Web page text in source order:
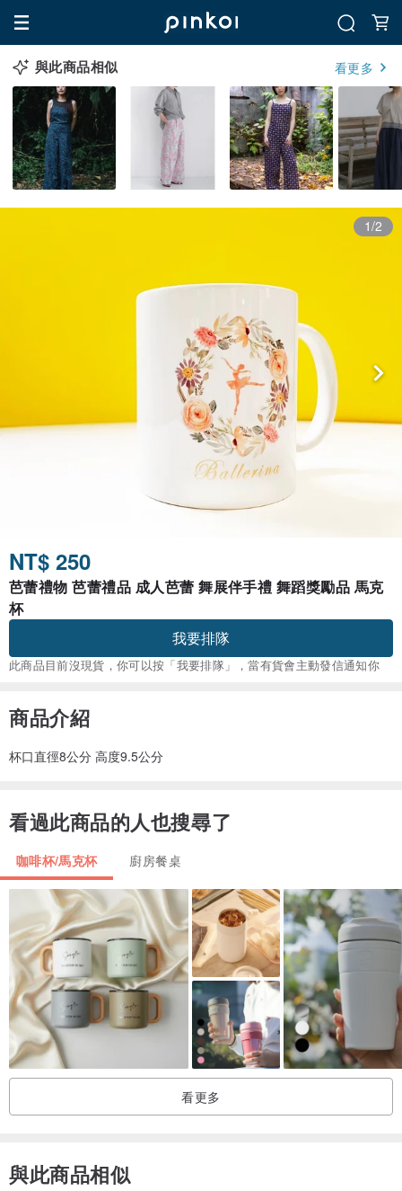
與此商品相似 看更多
1/2
NT$ 250
芭蕾禮物 芭蕾禮品 成人芭蕾 舞展伴手禮 舞蹈獎勵品 馬克
杯
我要排隊
此商品目前沒現貨，你可以按「我要排隊」，當有貨會主動發信通知你
商品介紹
杯口直徑8公分 高度9.5公分
看過此商品的人也搜尋了
咖啡杯/馬克杯 廚房餐桌
看更多
與此商品相似